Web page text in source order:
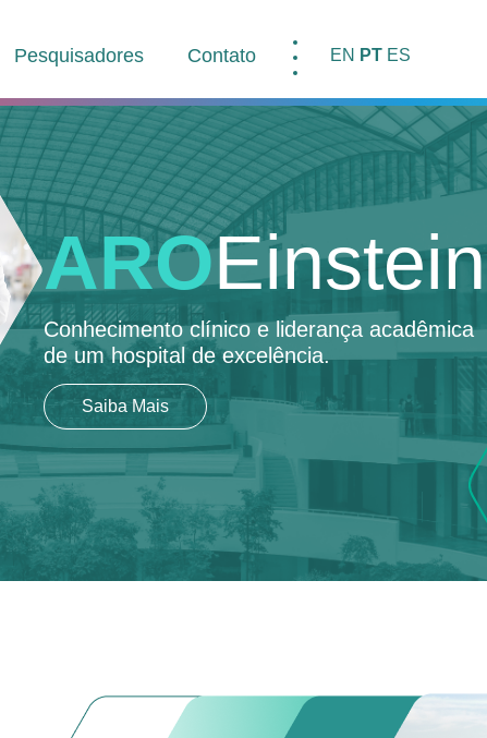
Pesquisadores Contato EN PT ES
AROEinstein
Conhecimento clínico e liderança acadêmica
de um hospital de excelência.
Saiba Mais